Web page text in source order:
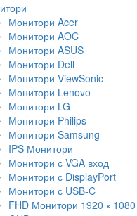
Монитори Acer
Монитори AOC
Монитори ASUS
Монитори Dell
Монитори ViewSonic
Монитори Lenovo
Монитори LG
Монитори Philips
Монитори Samsung
IPS Монитори
Монитори с VGA вход
Монитори с DisplayPort
Монитори с USB-C
FHD Монитори 1920 × 1080